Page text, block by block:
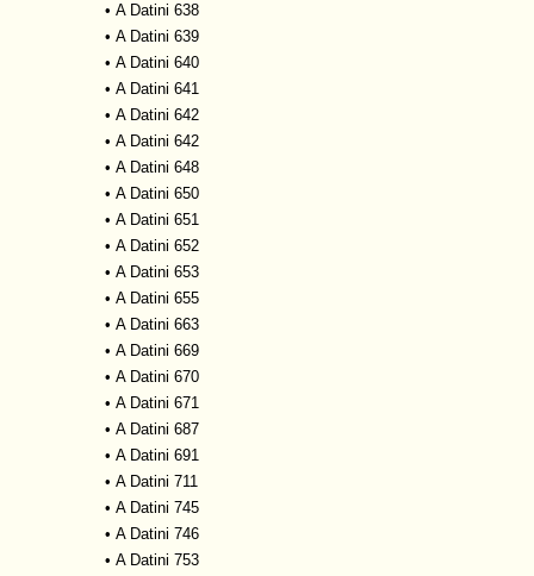
• A Datini 638
• A Datini 639
• A Datini 640
• A Datini 641
• A Datini 642
• A Datini 642
• A Datini 648
• A Datini 650
• A Datini 651
• A Datini 652
• A Datini 653
• A Datini 655
• A Datini 663
• A Datini 669
• A Datini 670
• A Datini 671
• A Datini 687
• A Datini 691
• A Datini 711
• A Datini 745
• A Datini 746
• A Datini 753